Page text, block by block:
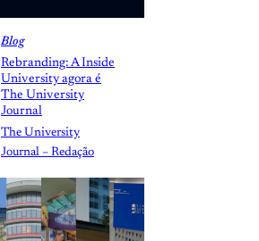
Blog
Rebranding: A Inside
University agora é
The University
Journal
The University
Journal – Redação